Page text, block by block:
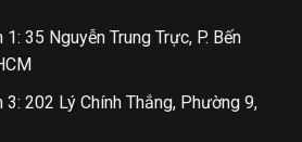
35 Nguyễn Trung Trực, P. Bến
3: 202 Lý Chính Thắng, Phường 9,